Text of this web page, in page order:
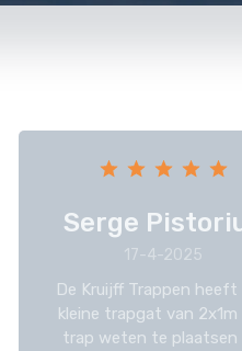
Serge
17-4-2025
De Kruijff Trappen heeft
kleine trapgat van 2x1m
trap weten te plaatsen